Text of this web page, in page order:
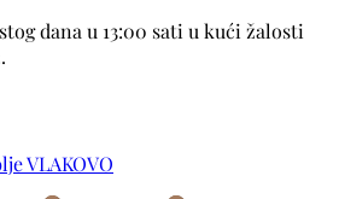
dana u 13:00 sati u kući žalosti
VLAKOVO